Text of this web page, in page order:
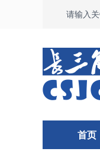
首页